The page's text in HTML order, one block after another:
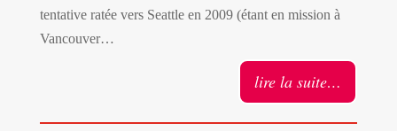
tentative ratée vers Seattle en 2009 (étant en mission à
Vancouver…
lire la suite…